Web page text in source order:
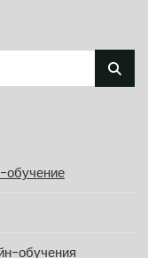
обучение
обучения